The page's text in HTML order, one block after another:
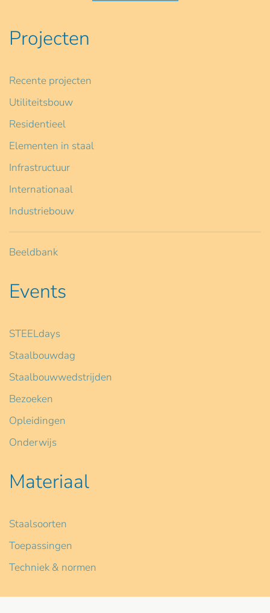
Projecten
Recente projecten
Utiliteitsbouw
Residentieel
Elementen in staal
Infrastructuur
Internationaal
Industriebouw
Beeldbank
Events
STEELdays
Staalbouwdag
Staalbouwwedstrijden
Bezoeken
Opleidingen
Onderwijs
Materiaal
Staalsoorten
Toepassingen
Techniek & normen